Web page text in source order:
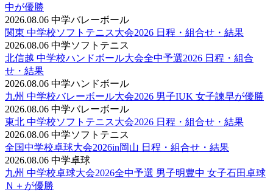
中が優勝
2026.08.06 中学バレーボール
関東 中学校ソフトテニス大会2026 日程・組合せ・結果
2026.08.06 中学ソフトテニス
北信越 中学校ハンドボール大会全中予選2026 日程・組合
せ・結果
2026.08.06 中学ハンドボール
九州 中学校バレーボール大会2026 男子IUK 女子諫早が優勝
2026.08.06 中学バレーボール
東北 中学校ソフトテニス大会2026 日程・組合せ・結果
2026.08.06 中学ソフトテニス
全国中学校卓球大会2026in岡山 日程・組合せ・結果
2026.08.06 中学卓球
九州 中学校卓球大会2026全中予選 男子明豊中 女子石田卓球
Ｎ＋が優勝